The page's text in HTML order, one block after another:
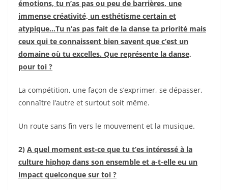
émotions, tu n’as pas ou peu de barrières, une
immense créativité, un esthétisme certain et
atypique…Tu n’as pas fait de la danse ta priorité mais
ceux qui te connaissent bien savent que c’est un
domaine où tu excelles. Que représente la danse,
pour toi ?
La compétition, une façon de s’exprimer, se dépasser,
connaître l’autre et surtout soit même.
Un route sans fin vers le mouvement et la musique.
2) A quel moment est-ce que tu t’es intéressé à la
culture hiphop dans son ensemble et a-t-elle eu un
impact quelconque sur toi ?